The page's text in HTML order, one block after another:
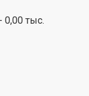
0,00 тыс.